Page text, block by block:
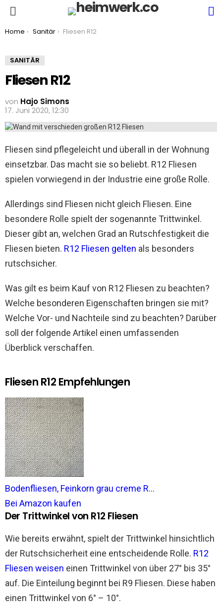
You are here:
Home Sanitär Fliesen R12
SANITÄR
Fliesen R12
von Hajo Simons
17. Juni 2020, 12:30
Fliesen sind pflegeleicht und überall in der Wohnung
einsetzbar. Das macht sie so beliebt. R12 Fliesen
spielen vorwiegend in der Industrie eine große Rolle.
Allerdings sind Fliesen nicht gleich Fliesen. Eine
besondere Rolle spielt der sogenannte Trittwinkel.
Dieser gibt an, welchen Grad an Rutschfestigkeit die
Fliesen bieten. R12 Fliesen gelten als besonders
rutschsicher.
Was gilt es beim Kauf von R12 Fliesen zu beachten?
Welche besonderen Eigenschaften bringen sie mit?
Welche Vor- und Nachteile sind zu beachten? Darüber
soll der folgende Artikel einen umfassenden
Überblick verschaffen.
Fliesen R12 Empfehlungen
Bodenfliesen, Feinkorn grau creme R...
Bei Amazon kaufen
Der Trittwinkel von R12 Fliesen
Wie bereits erwähnt, spielt der Trittwinkel hinsichtlich
der Rutschsicherheit eine entscheidende Rolle. R12
Fliesen weisen einen Trittwinkel von über 27° bis 35°
auf. Die Einteilung beginnt bei R9 Fliesen. Diese haben
einen Trittwinkel von 6° – 10°.